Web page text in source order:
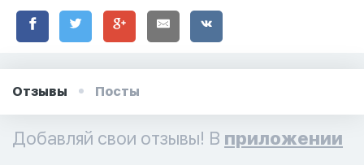
Отзывы Посты
Добавляй свои отзывы! В приложении